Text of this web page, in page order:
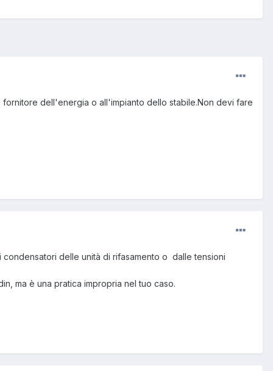
dell'energia o all'impianto dello stabile.Non devi fare
delle unità di rifasamento o dalle tensioni
ma è una pratica impropria nel tuo caso.